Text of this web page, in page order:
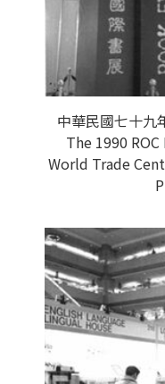
中華民國七十九
The 1990
World Trade